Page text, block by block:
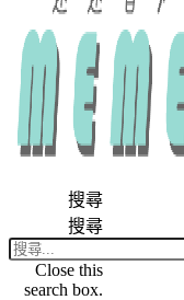
搜尋
搜尋
Close this
search box.